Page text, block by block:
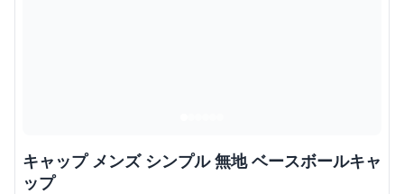
キャップ メンズ シンプル 無地 ベースボールキャ
ップ